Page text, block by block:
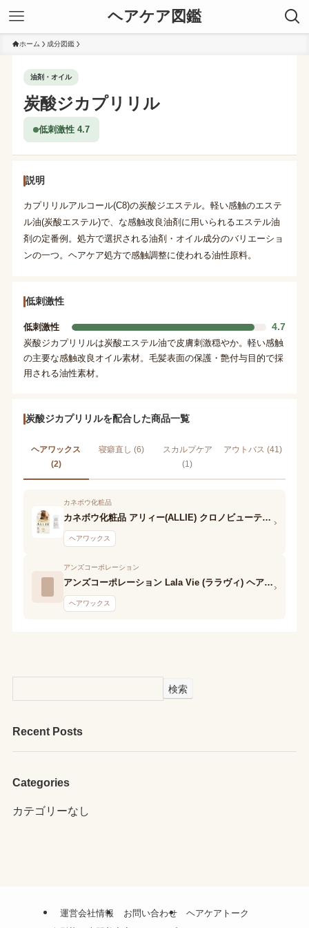
ヘアケア図鑑
ホーム 成分図鑑
油剤・オイル
炭酸ジカプリリル
低刺激性 4.7
説明
カプリリルアルコール(C8)の炭酸ジエステル。軽い感触のエステ
ル油(炭酸エステル)で、な感触改良油剤に用いられるエステル油
剤の定番例。処方で選択される油剤・オイル成分のバリエーショ
ンの一つ。ヘアケア処方で感触調整に使われる油性原料。
低刺激性
低刺激性 4.7
炭酸ジカプリリルは炭酸エステル油で皮膚刺激穏やか。軽い感触
の主要な感触改良オイル素材。毛髪表面の保護・艶付与目的で採
用される油性素材。
炭酸ジカプリリルを配合した商品一覧
ヘアワックス
(2)
寝癖直し (6)
スカルプケア
(1)
アウトバス (41)
カネボウ化粧品
カネボウ化粧品 アリィー(ALLIE) クロノビューティ UV ヘアカラーラスティング&スタイリング バーム
ヘアワックス
›
アンズコーポレーション
アンズコーポレーション Lala Vie (ララヴィ) ヘア&ネイルバーム
ヘアワックス
›
検索
Recent Posts
Categories
カテゴリーなし
運営会社情報 お問い合わせ
ヘアケアトーク